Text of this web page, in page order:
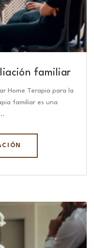
familiar
Home Terapia para la
familiar es una